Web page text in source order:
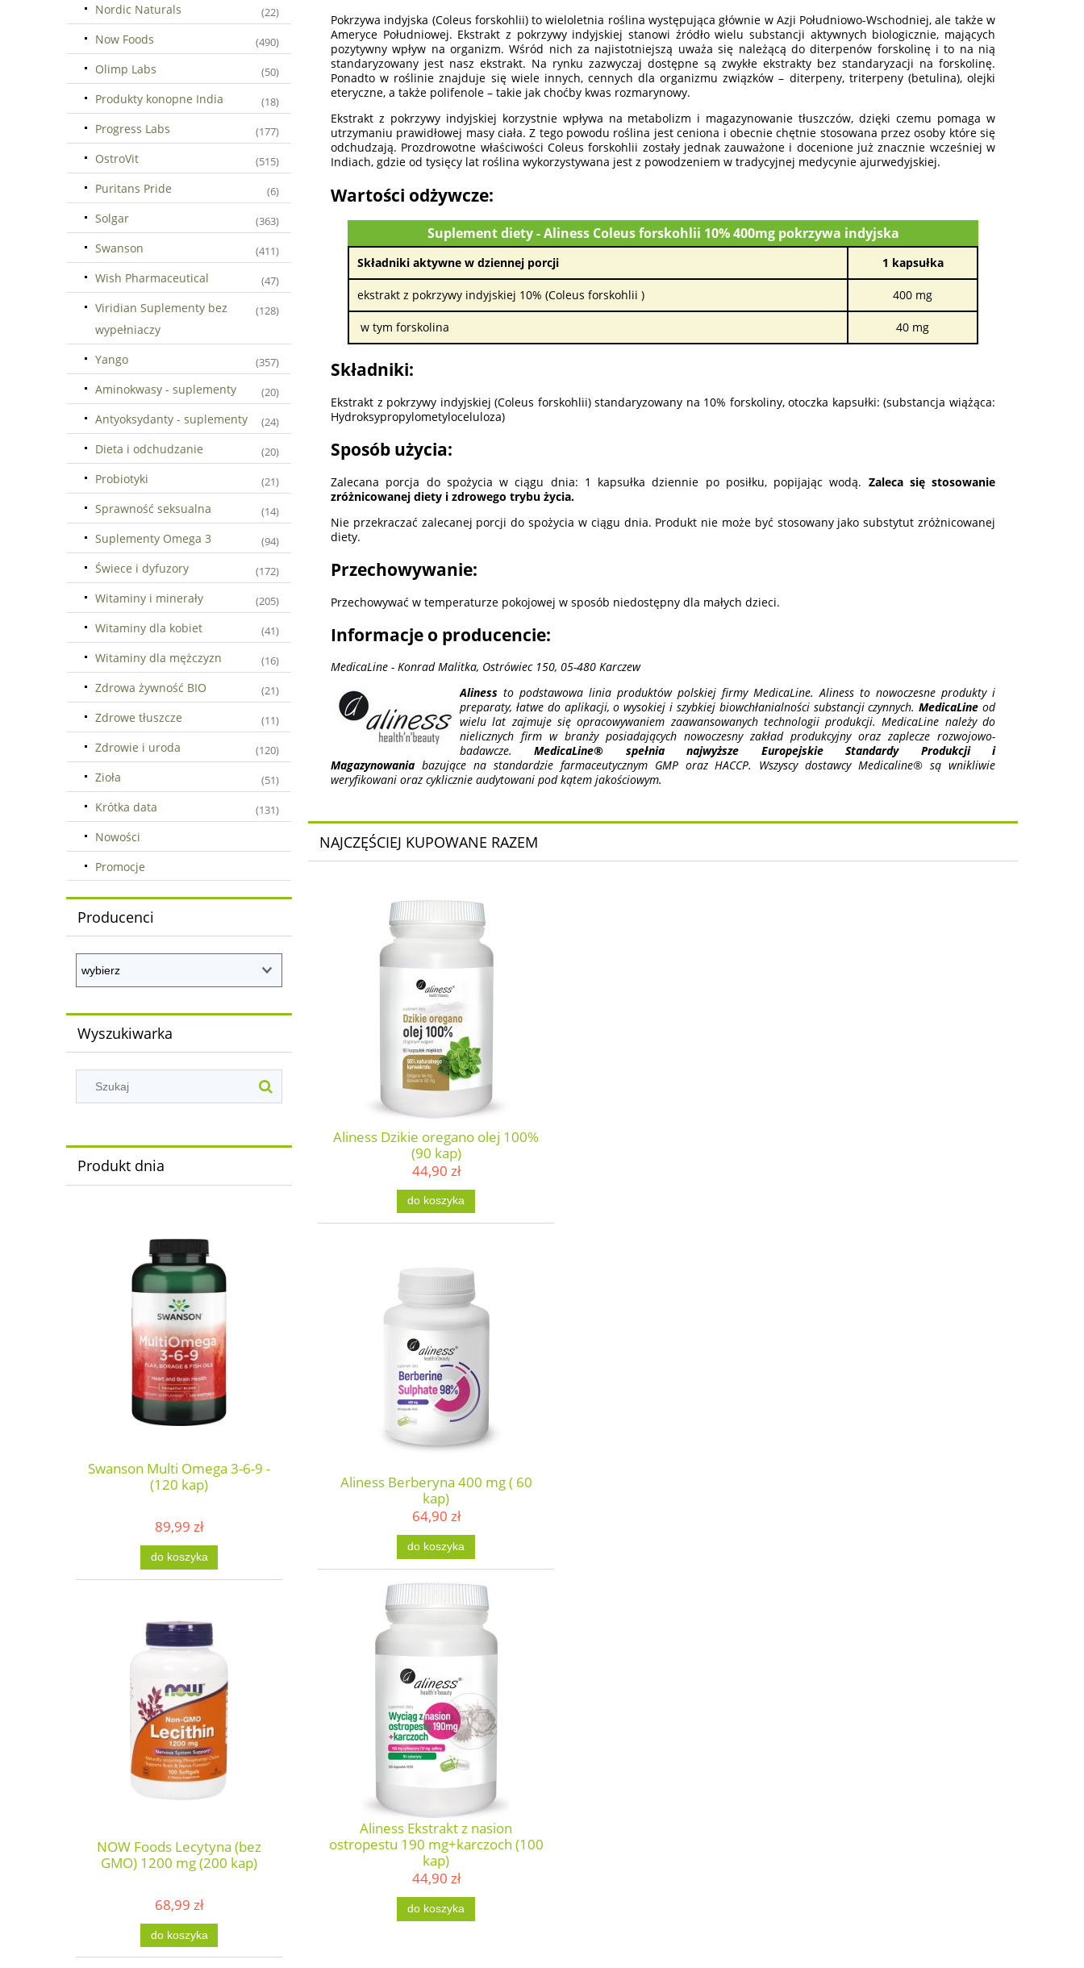
Nordic Naturals (22)
Now Foods (490)
Olimp Labs (50)
Produkty konopne India (18)
Progress Labs (177)
OstroVit (515)
Puritans Pride (6)
Solgar (363)
Swanson (411)
Wish Pharmaceutical (47)
Viridian Suplementy bez
wypełniaczy
(128)
Yango (357)
Aminokwasy - suplementy (20)
Antyoksydanty - suplementy (24)
Dieta i odchudzanie (20)
Probiotyki (21)
Sprawność seksualna (14)
Suplementy Omega 3 (94)
Świece i dyfuzory (172)
Witaminy i minerały (205)
Witaminy dla kobiet (41)
Witaminy dla mężczyzn (16)
Zdrowa żywność BIO (21)
Zdrowe tłuszcze (11)
Zdrowie i uroda (120)
Zioła (51)
Krótka data (131)
Nowości
Promocje
Producenci
Wyszukiwarka
Produkt dnia
Swanson Multi Omega 3-6-9 -
(120 kap)
89,99 zł
do koszyka
NOW Foods Lecytyna (bez
GMO) 1200 mg (200 kap)
68,99 zł
do koszyka
Pokrzywa indyjska (Coleus forskohlii) to wieloletnia roślina występująca głównie w Azji Południowo-Wschodniej, ale także w
Ameryce Południowej. Ekstrakt z pokrzywy indyjskiej stanowi źródło wielu substancji aktywnych biologicznie, mających
pozytywny wpływ na organizm. Wśród nich za najistotniejszą uważa się należącą do diterpenów forskolinę i to na nią
standaryzowany jest nasz ekstrakt. Na rynku zazwyczaj dostępne są zwykłe ekstrakty bez standaryzacji na forskolinę.
Ponadto w roślinie znajduje się wiele innych, cennych dla organizmu związków – diterpeny, triterpeny (betulina), olejki
eteryczne, a także polifenole – takie jak choćby kwas rozmarynowy.
Ekstrakt z pokrzywy indyjskiej korzystnie wpływa na metabolizm i magazynowanie tłuszczów, dzięki czemu pomaga w
utrzymaniu prawidłowej masy ciała. Z tego powodu roślina jest ceniona i obecnie chętnie stosowana przez osoby które się
odchudzają. Prozdrowotne właściwości Coleus forskohlii zostały jednak zauważone i docenione już znacznie wcześniej w
Indiach, gdzie od tysięcy lat roślina wykorzystywana jest z powodzeniem w tradycyjnej medycynie ajurwedyjskiej.
Wartości odżywcze:
Suplement diety - Aliness Coleus forskohlii 10% 400mg pokrzywa indyjska
Składniki aktywne w dziennej porcji 1 kapsułka
ekstrakt z pokrzywy indyjskiej 10% (Coleus forskohlii ) 400 mg
w tym forskolina 40 mg
Składniki:
Ekstrakt z pokrzywy indyjskiej (Coleus forskohlii) standaryzowany na 10% forskoliny, otoczka kapsułki: (substancja wiążąca:
Hydroksypropylometyloceluloza)
Sposób użycia:
Zalecana porcja do spożycia w ciągu dnia: 1 kapsułka dziennie po posiłku, popijając wodą. Zaleca się stosowanie
zróżnicowanej diety i zdrowego trybu życia.
Nie przekraczać zalecanej porcji do spożycia w ciągu dnia. Produkt nie może być stosowany jako substytut zróżnicowanej
diety.
Przechowywanie:
Przechowywać w temperaturze pokojowej w sposób niedostępny dla małych dzieci.
Informacje o producencie:
MedicaLine - Konrad Malitka, Ostrówiec 150, 05-480 Karczew
Aliness to podstawowa linia produktów polskiej firmy MedicaLine. Aliness to nowoczesne produkty i
preparaty, łatwe do aplikacji, o wysokiej i szybkiej biowchłanialności substancji czynnych.MedicaLine od
wielu lat zajmuje się opracowywaniem zaawansowanych technologii produkcji. MedicaLine należy do
nielicznych firm w branży posiadających nowoczesny zakład produkcyjny oraz zaplecze rozwojowo-
badawcze.MedicaLine® spełnia najwyższe Europejskie Standardy Produkcji i
Magazynowania bazujące na standardzie farmaceutycznym GMP oraz HACCP. Wszyscy dostawcy Medicaline® są wnikliwie
weryfikowani oraz cyklicznie audytowani pod kątem jakościowym.
NAJCZĘŚCIEJ KUPOWANE RAZEM
Aliness Dzikie oregano olej 100%
(90 kap)
44,90 zł
do koszyka
Aliness Berberyna 400 mg ( 60
kap)
64,90 zł
do koszyka
Aliness Ekstrakt z nasion
ostropestu 190 mg+karczoch (100
kap)
44,90 zł
do koszyka